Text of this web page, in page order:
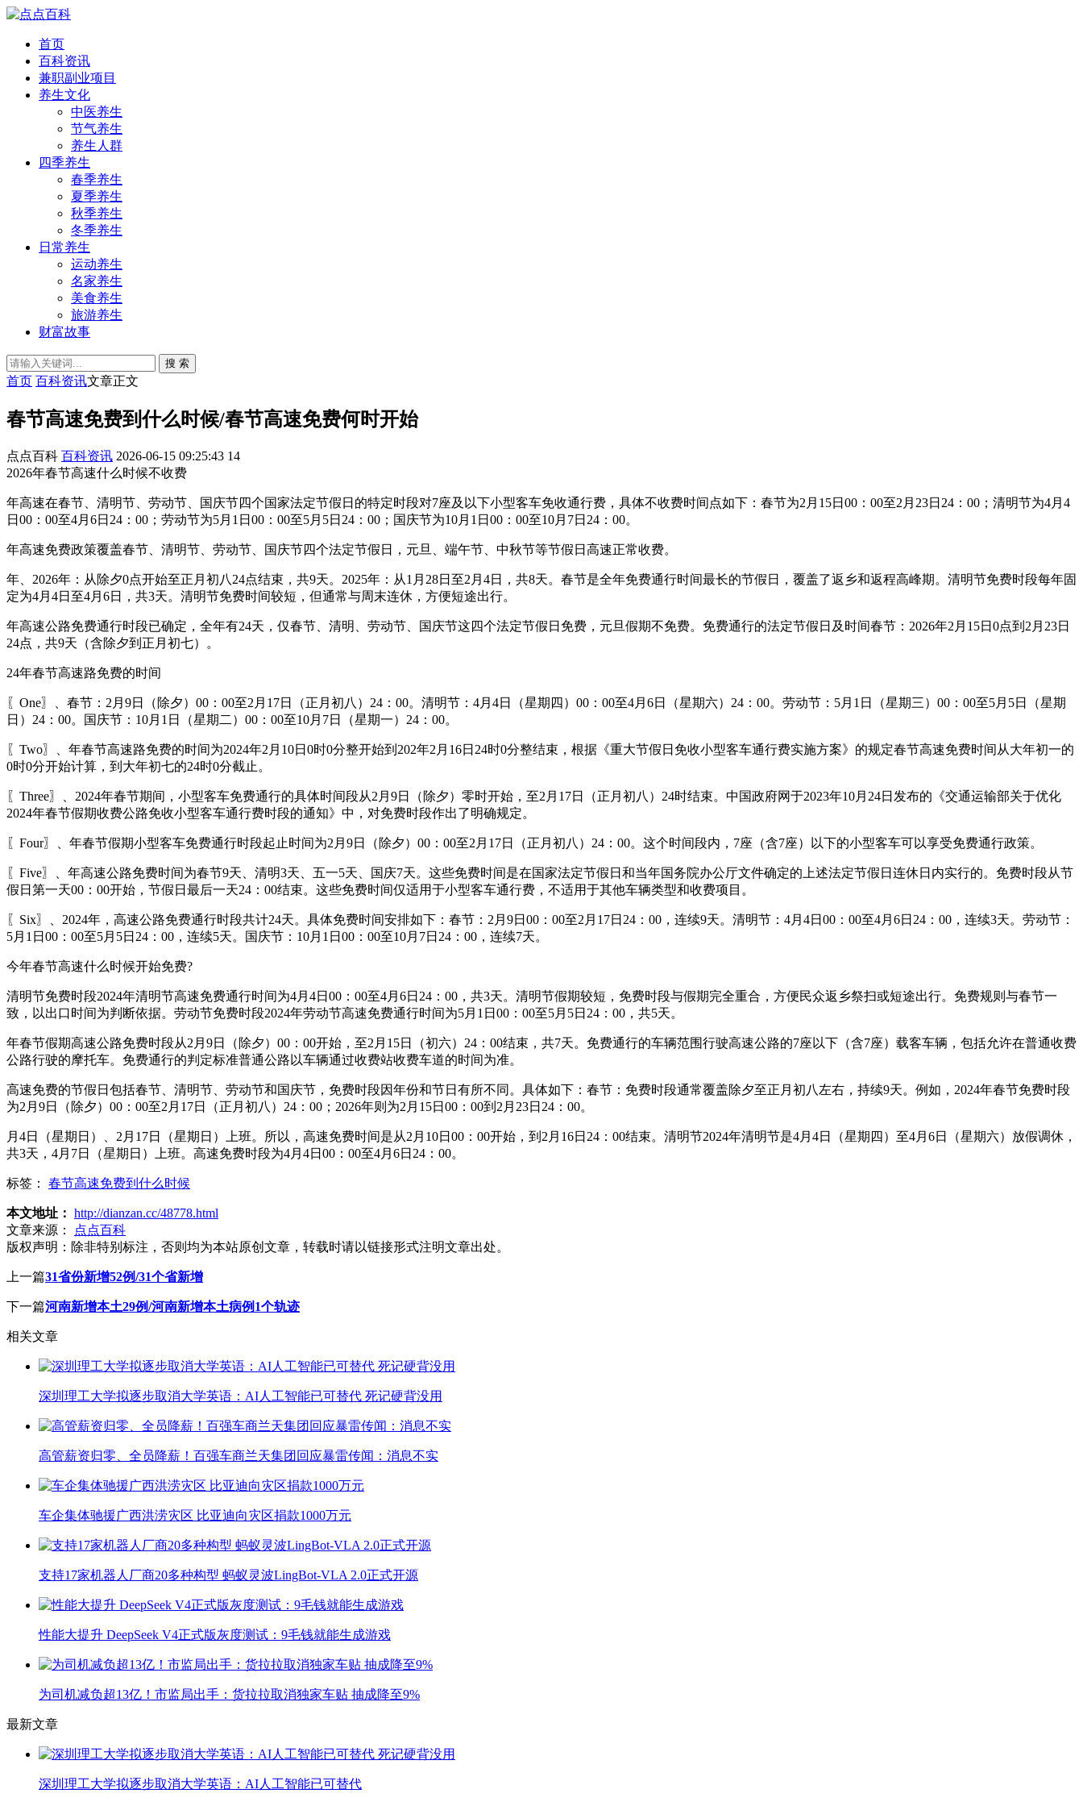
首页
百科资讯
兼职副业项目
养生文化
中医养生
节气养生
养生人群
四季养生
春季养生
夏季养生
秋季养生
冬季养生
日常养生
运动养生
名家养生
美食养生
旅游养生
财富故事
搜 索
首页 百科资讯文章正文
春节高速免费到什么时候/春节高速免费何时开始
点点百科 百科资讯 2026-06-15 09:25:43 14
2026年春节高速什么时候不收费
年高速在春节、清明节、劳动节、国庆节四个国家法定节假日的特定时段对7座及以下小型客车免收通行费，具体不收费时间点如下：春节为2月15日00：00至2月23日24：00；清明节为4月4
日00：00至4月6日24：00；劳动节为5月1日00：00至5月5日24：00；国庆节为10月1日00：00至10月7日24：00。
年高速免费政策覆盖春节、清明节、劳动节、国庆节四个法定节假日，元旦、端午节、中秋节等节假日高速正常收费。
年、2026年：从除夕0点开始至正月初八24点结束，共9天。2025年：从1月28日至2月4日，共8天。春节是全年免费通行时间最长的节假日，覆盖了返乡和返程高峰期。清明节免费时段每年固
定为4月4日至4月6日，共3天。清明节免费时间较短，但通常与周末连休，方便短途出行。
年高速公路免费通行时段已确定，全年有24天，仅春节、清明、劳动节、国庆节这四个法定节假日免费，元旦假期不免费。免费通行的法定节假日及时间春节：2026年2月15日0点到2月23日
24点，共9天（含除夕到正月初七）。
24年春节高速路免费的时间
〖One〗、春节：2月9日（除夕）00：00至2月17日（正月初八）24：00。清明节：4月4日（星期四）00：00至4月6日（星期六）24：00。劳动节：5月1日（星期三）00：00至5月5日（星期
日）24：00。国庆节：10月1日（星期二）00：00至10月7日（星期一）24：00。
〖Two〗、年春节高速路免费的时间为2024年2月10日0时0分整开始到202年2月16日24时0分整结束，根据《重大节假日免收小型客车通行费实施方案》的规定春节高速免费时间从大年初一的
0时0分开始计算，到大年初七的24时0分截止。
〖Three〗、2024年春节期间，小型客车免费通行的具体时间段从2月9日（除夕）零时开始，至2月17日（正月初八）24时结束。中国政府网于2023年10月24日发布的《交通运输部关于优化
2024年春节假期收费公路免收小型客车通行费时段的通知》中，对免费时段作出了明确规定。
〖Four〗、年春节假期小型客车免费通行时段起止时间为2月9日（除夕）00：00至2月17日（正月初八）24：00。这个时间段内，7座（含7座）以下的小型客车可以享受免费通行政策。
〖Five〗、年高速公路免费时间为春节9天、清明3天、五一5天、国庆7天。这些免费时间是在国家法定节假日和当年国务院办公厅文件确定的上述法定节假日连休日内实行的。免费时段从节
假日第一天00：00开始，节假日最后一天24：00结束。这些免费时间仅适用于小型客车通行费，不适用于其他车辆类型和收费项目。
〖Six〗、2024年，高速公路免费通行时段共计24天。具体免费时间安排如下：春节：2月9日00：00至2月17日24：00，连续9天。清明节：4月4日00：00至4月6日24：00，连续3天。劳动节：
5月1日00：00至5月5日24：00，连续5天。国庆节：10月1日00：00至10月7日24：00，连续7天。
今年春节高速什么时候开始免费?
清明节免费时段2024年清明节高速免费通行时间为4月4日00：00至4月6日24：00，共3天。清明节假期较短，免费时段与假期完全重合，方便民众返乡祭扫或短途出行。免费规则与春节一
致，以出口时间为判断依据。劳动节免费时段2024年劳动节高速免费通行时间为5月1日00：00至5月5日24：00，共5天。
年春节假期高速公路免费时段从2月9日（除夕）00：00开始，至2月15日（初六）24：00结束，共7天。免费通行的车辆范围行驶高速公路的7座以下（含7座）载客车辆，包括允许在普通收费
公路行驶的摩托车。免费通行的判定标准普通公路以车辆通过收费站收费车道的时间为准。
高速免费的节假日包括春节、清明节、劳动节和国庆节，免费时段因年份和节日有所不同。具体如下：春节：免费时段通常覆盖除夕至正月初八左右，持续9天。例如，2024年春节免费时段
为2月9日（除夕）00：00至2月17日（正月初八）24：00；2026年则为2月15日00：00到2月23日24：00。
月4日（星期日）、2月17日（星期日）上班。所以，高速免费时间是从2月10日00：00开始，到2月16日24：00结束。清明节2024年清明节是4月4日（星期四）至4月6日（星期六）放假调休，
共3天，4月7日（星期日）上班。高速免费时段为4月4日00：00至4月6日24：00。
标签： 春节高速免费到什么时候
本文地址： http://dianzan.cc/48778.html
文章来源：
点点百科
版权声明： 除非特别标注，否则均为本站原创文章，转载时请以链接形式注明文章出处。
上一篇31省份新增52例/31个省新增
下一篇河南新增本土29例/河南新增本土病例1个轨迹
相关文章
深圳理工大学拟逐步取消大学英语：AI人工智能已可替代 死记硬背没用
高管薪资归零、全员降薪！百强车商兰天集团回应暴雷传闻：消息不实
车企集体驰援广西洪涝灾区 比亚迪向灾区捐款1000万元
支持17家机器人厂商20多种构型 蚂蚁灵波LingBot-VLA 2.0正式开源
性能大提升 DeepSeek V4正式版灰度测试：9毛钱就能生成游戏
为司机减负超13亿！市监局出手：货拉拉取消独家车贴 抽成降至9%
最新文章
深圳理工大学拟逐步取消大学英语：AI人工智能已可替代